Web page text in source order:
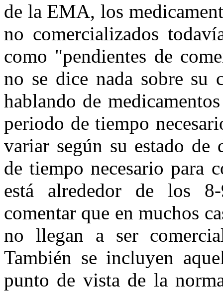
de la EMA, los
no comercializados
como "pendientes de
no se dice nada sobre su
hablando de
periodo de tiempo
variar según su estado de
de tiempo necesario para
está alrededor de los
comentar que en muchos
no llegan a ser
También se incluyen
punto de vista de la